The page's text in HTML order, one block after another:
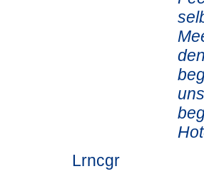
Lrncgr